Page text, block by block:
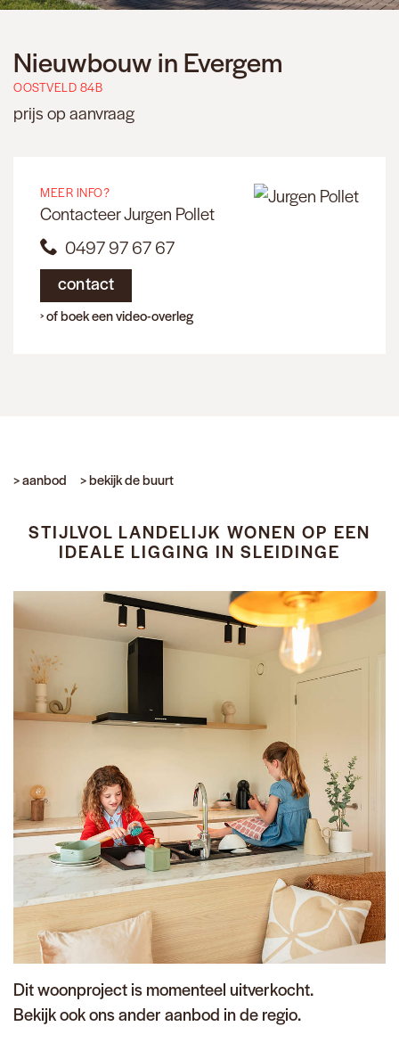
Nieuwbouw in Evergem
OOSTVELD 84B
prijs op aanvraag
MEER INFO?
Contacteer Jurgen Pollet
0497 97 67 67
contact
›of boek een video-overleg
> aanbod > bekijk de buurt
STIJLVOL LANDELIJK WONEN OP EEN
IDEALE LIGGING IN SLEIDINGE
Dit woonproject is momenteel uitverkocht.
Bekijk ook ons ander aanbod in de regio.